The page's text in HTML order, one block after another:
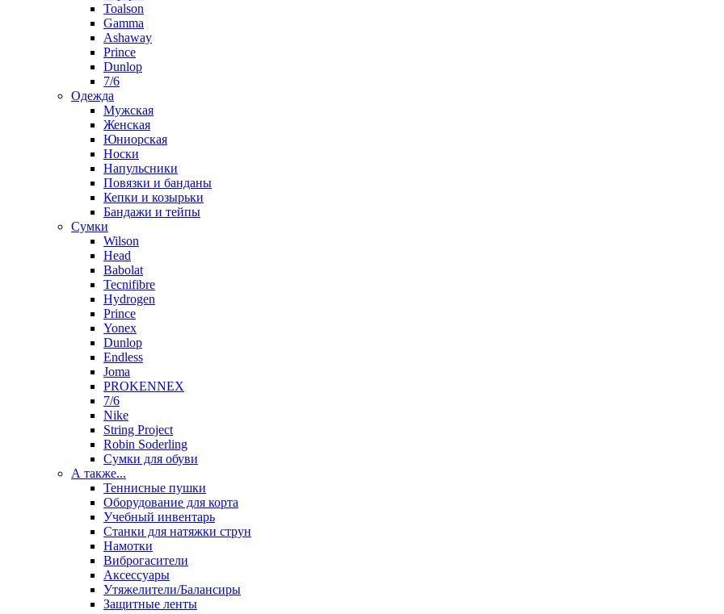
Toalson
Gamma
Ashaway
Prince
Dunlop
7/6
Одежда
Мужская
Женская
Юниорская
Носки
Напульсники
Повязки и банданы
Кепки и козырьки
Бандажи и тейпы
Сумки
Wilson
Head
Babolat
Tecnifibre
Hydrogen
Prince
Yonex
Dunlop
Endless
Joma
PROKENNEX
7/6
Nike
String Project
Robin Soderling
Сумки для обуви
А также...
Теннисные пушки
Оборудование для корта
Учебный инвентарь
Станки для натяжки струн
Намотки
Виброгасители
Аксессуары
Утяжелители/Балансиры
Защитные ленты